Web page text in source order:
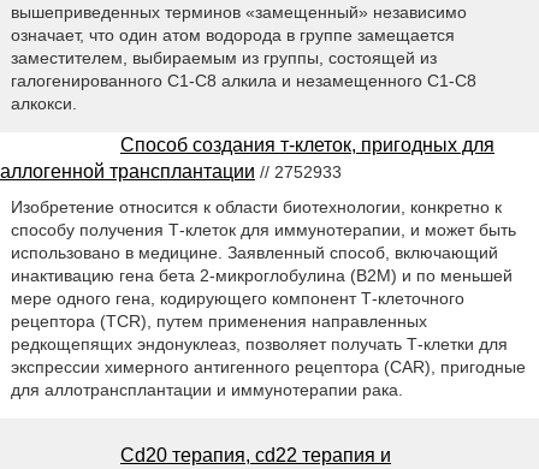
вышеприведенных терминов «замещенный» независимо
означает, что один атом водорода в группе замещается
заместителем, выбираемым из группы, состоящей из
галогенированного C1-C8 алкила и незамещенного C1-C8
алкокси.
Способ создания т-клеток, пригодных для
аллогенной трансплантации // 2752933
Изобретение относится к области биотехнологии, конкретно к
способу получения Т-клеток для иммунотерапии, и может быть
использовано в медицине. Заявленный способ, включающий
инактивацию гена бета 2-микроглобулина (В2М) и по меньшей
мере одного гена, кодирующего компонент Т-клеточного
рецептора (TCR), путем применения направленных
редкощепящих эндонуклеаз, позволяет получать Т-клетки для
экспрессии химерного антигенного рецептора (CAR), пригодные
для аллотрансплантации и иммунотерапии рака.
Cd20 терапия, cd22 терапия и